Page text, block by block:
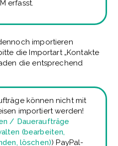
erfasst.
importieren
die Importart „Kontakte
die entsprechend
können nicht mit
importiert werden!
/ Daueraufträge
(bearbeiten,
löschen)) PayPal-